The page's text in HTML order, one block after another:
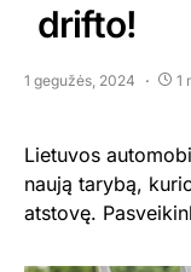
drifto!
1 gegužės, 2024 1
Lietuvos
naują tarybą,
atstovę.